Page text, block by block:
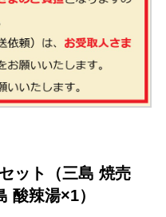
ット（三島 焼売
酸辣湯×1）